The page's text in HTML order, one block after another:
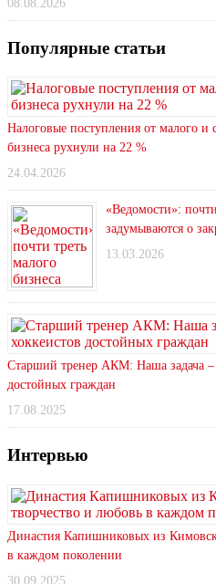
08.08.2026
Популярные статьи
Налоговые поступления от малого и
бизнеса рухнули на 22 %
24.04.2026
«Ведомости»:
задумываются о
13.03.2026
Старший тренер АКМ: Наша задача –
достойных граждан
17.08.2025
Интервью
Династия Капишниковых из
в каждом поколении
30.09.2025